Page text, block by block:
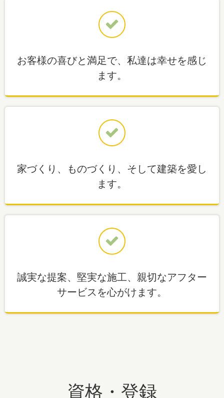
お客様の喜びと満足で、私達は幸せを感じ
ます。
家づくり、ものづくり、そして建築を愛し
ます。
誠実な提案、堅実な施工、親切なアフター
サービスを心がけます。
資格・登録